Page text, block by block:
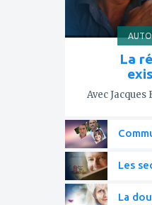
La
Avec
Les
La